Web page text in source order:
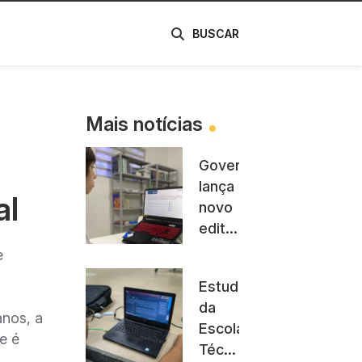
BUSCAR
a
é
Mais notícias
Governo
lança
novo
edital
inovadores
voltados
ao
enfrentamento
Estudante
da
Escola
Técnica